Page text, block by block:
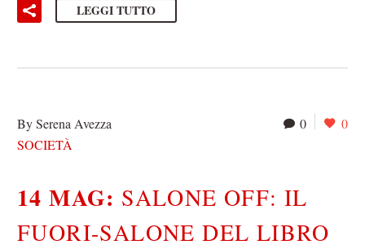
LEGGI TUTTO
0 0
By Serena Avezza
SOCIETÀ
14 MAG: SALONE OFF: IL
FUORI-SALONE DEL LIBRO